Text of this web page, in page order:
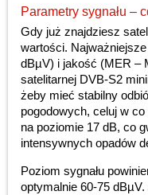
Parametry sygnału –
Gdy już znajdziesz
wartości.
dBµV) i jakość (MER –
satelitarnej DVB-S2
żeby mieć stabilny
pogodowych, celuj w
na poziomie 17 dB, co
intensywnych opadów
Poziom sygnału
optymalnie 60-75